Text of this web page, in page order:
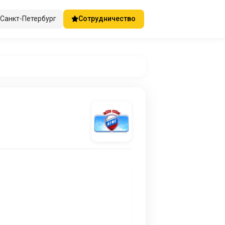
Санкт-Петербург Сотрудничество